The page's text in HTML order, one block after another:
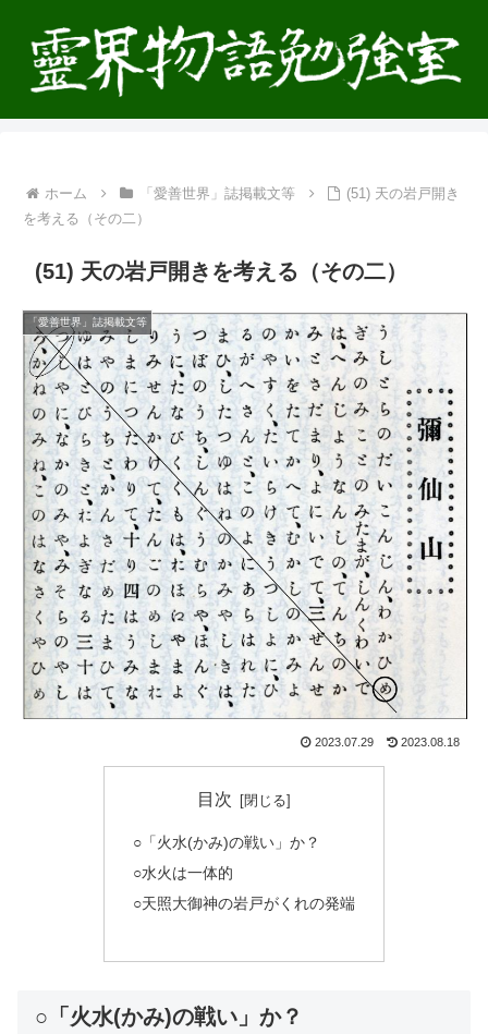
ホーム 「愛善世界」誌掲載文等
(51) 天の岩戸開き
を考える（その二）
(51) 天の岩戸開きを考える（その二）
「愛善世界」誌掲載文等
2023.07.29 2023.08.18
目次
○「火水(かみ)の戦い」か？
○水火は一体的
○天照大御神の岩戸がくれの発端
○「火水(かみ)の戦い」か？